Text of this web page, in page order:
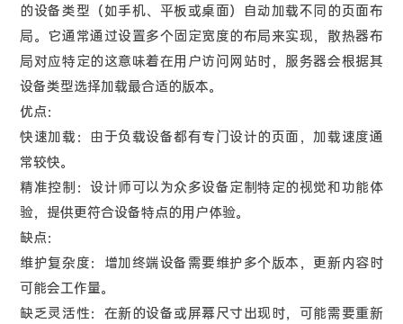
的设备类型（如手机、平板或桌面）自动加载不同的页面布
局。它通常通过设置多个固定宽度的布局来实现，散热器布
局对应特定的这意味着在用户访问网站时，服务器会根据其
设备类型选择加载最合适的版本。
优点：
快速加载：由于负载设备都有专门设计的页面，加载速度通
常较快。
精准控制：设计师可以为众多设备定制特定的视觉和功能体
验，提供更符合设备特点的用户体验。
缺点：
维护复杂度：增加终端设备需要维护多个版本，更新内容时
可能会工作量。
缺乏灵活性：在新的设备或屏幕尺寸出现时，可能需要重新